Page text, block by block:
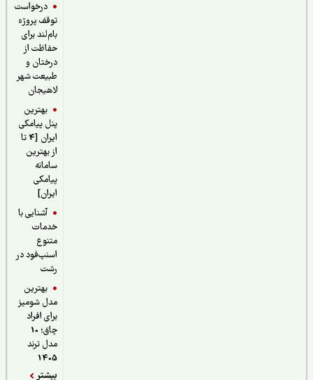
درخواست
توقف پروژه
بام‌لند برای
حفاظت از
درختان و
طبیعت شهر
لاهیجان
بهترین
پنل پیامکی
ایران [4 تا
از بهترین
سامانه
پیامکی
آشنایی با
خدمات
اسنپ‌فود در
بهترین
مدل شومیز
برای افراد
چاق؛ 10
مدل ترند